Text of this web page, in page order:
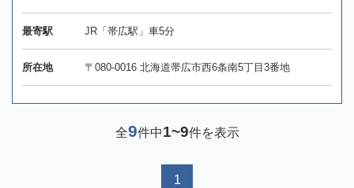
最寄駅 JR「帯広駅」車5分
所在地 〒080-0016 北海道帯広市西6条南5丁目3番地
全9件中1~9件を表示
1